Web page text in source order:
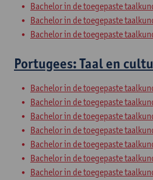
Bachelor in de toegepaste
Bachelor in de toegepaste
Bachelor in de toegepaste
Portugees: Taal en
Bachelor in de toegepaste
Bachelor in de toegepaste
Bachelor in de toegepaste
Bachelor in de toegepaste
Bachelor in de toegepaste
Bachelor in de toegepaste
Bachelor in de toegepaste